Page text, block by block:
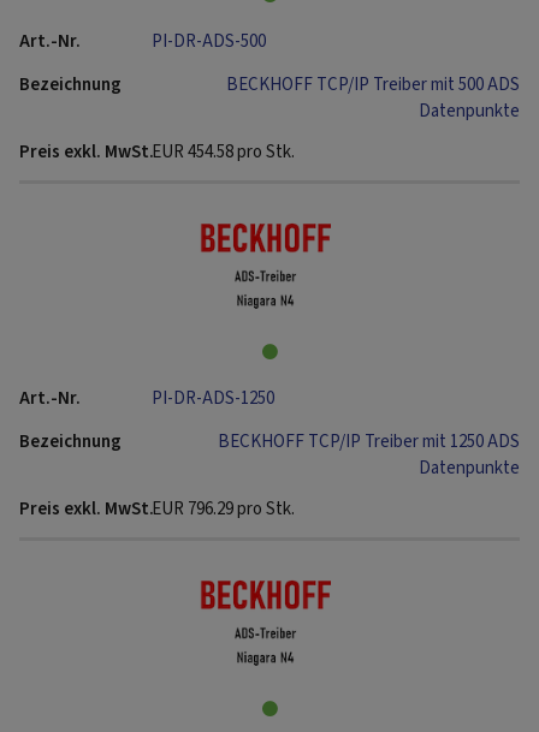
PI-DR-ADS-500
BECKHOFF TCP/IP Treiber mit 500 ADS
Datenpunkte
EUR454.58pro Stk.
PI-DR-ADS-1250
BECKHOFF TCP/IP Treiber mit 1250 ADS
Datenpunkte
EUR 796.29pro Stk.